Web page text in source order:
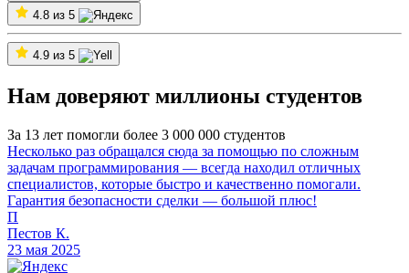
4.8 из 5
4.9 из 5
Нам доверяют миллионы студентов
За 13 лет помогли более 3 000 000 студентов
Несколько раз обращался сюда за помощью по сложным
задачам программирования — всегда находил отличных
специалистов, которые быстро и качественно помогали.
Гарантия безопасности сделки — большой плюс!
П
Пестов К.
23 мая 2025